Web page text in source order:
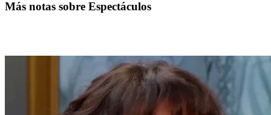
Más notas sobre Espectáculos